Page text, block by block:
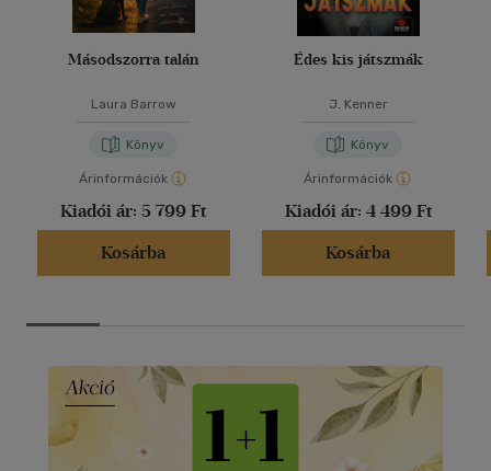
Másodszorra talán
Laura Barrow
Könyv
Árinformációk
Kiadói ár: 5 799 Ft
Kosárba
Édes kis játszmák
J. Kenner
Könyv
Árinformációk
Kiadói ár: 4 499 Ft
Kosárba